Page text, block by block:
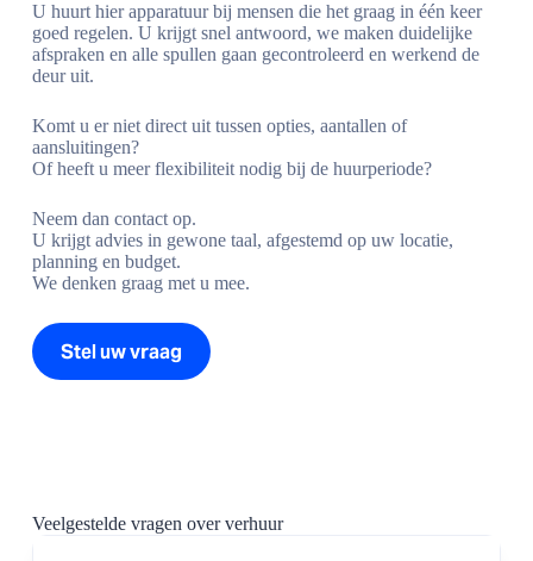
U huurt hier apparatuur bij mensen die het graag in één keer
goed regelen. U krijgt snel antwoord, we maken duidelijke
afspraken en alle spullen gaan gecontroleerd en werkend de
deur uit.
Komt u er niet direct uit tussen opties, aantallen of
aansluitingen?
Of heeft u meer flexibiliteit nodig bij de huurperiode?
Neem dan contact op.
U krijgt advies in gewone taal, afgestemd op uw locatie,
planning en budget.
We denken graag met u mee.
Stel uw vraag
Veelgestelde vragen over verhuur